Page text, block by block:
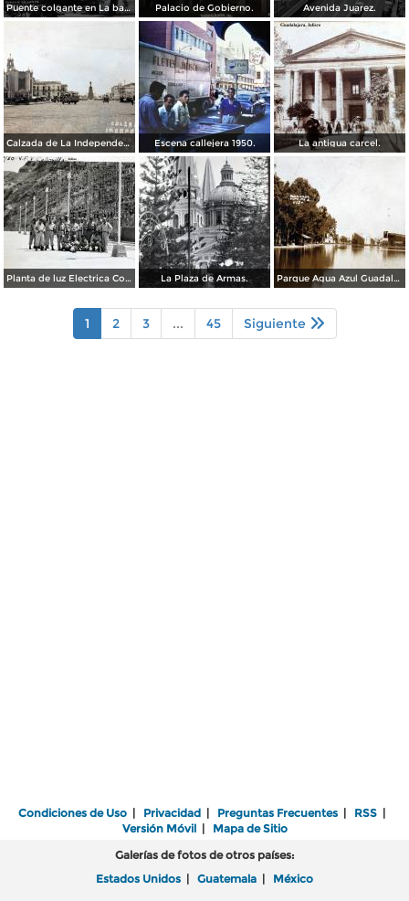
Puente colgante en La barranca de Oblatos. Palacio de Gobierno. Avenida Juarez.
Calzada de La Independencia Guadalajara, Jalisco. ( Circulada el 10 de Febrero de 1931 ). Escena callejera 1950. La antigua carcel.
Planta de luz Electrica Colimilla. ( Fechada el 1 de Octubre de 1950 ). La Plaza de Armas. Parque Agua Azul Guadalajara, Jalisco.
1 2 3 ... 45 Siguiente
Condiciones de Uso | Privacidad | Preguntas Frecuentes | RSS |
Versión Móvil| Mapa de Sitio
Galerías de fotos de otros países:
Estados Unidos | Guatemala | México